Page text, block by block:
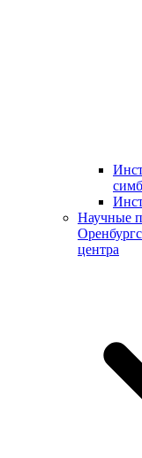
Научные
центра